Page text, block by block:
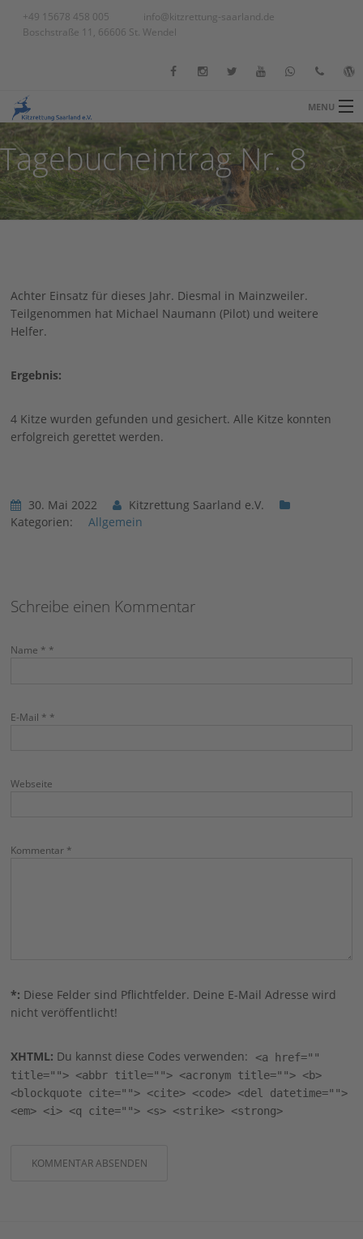
+49 15678 458 005
info@kitzrettung-saarland.de
Boschstraße 11, 66606 St. Wendel
MENU
STARTSEITE
BLOG
ÜBER UNS
GALERIE
KONTAKT
FAQ
Tagebucheintrag Nr. 8
Achter Einsatz für dieses Jahr. Diesmal in Mainzweiler.
Teilgenommen hat Michael Naumann (Pilot) und weitere
Helfer.
Ergebnis:
4 Kitze wurden gefunden und gesichert. Alle Kitze konnten
erfolgreich gerettet werden.
30. Mai 2022
Kitzrettung Saarland e.V.
Kategorien:
Allgemein
Schreibe einen Kommentar
Name * *
E-Mail * *
Webseite
Kommentar *
*: Diese Felder sind Pflichtfelder. Deine E-Mail Adresse wird
nicht veröffentlicht!
XHTML: Du kannst diese Codes verwenden:
<a href=""
title=""> <abbr title=""> <acronym title=""> <b>
<blockquote cite=""> <cite> <code> <del datetime="">
<em> <i> <q cite=""> <s> <strike> <strong>